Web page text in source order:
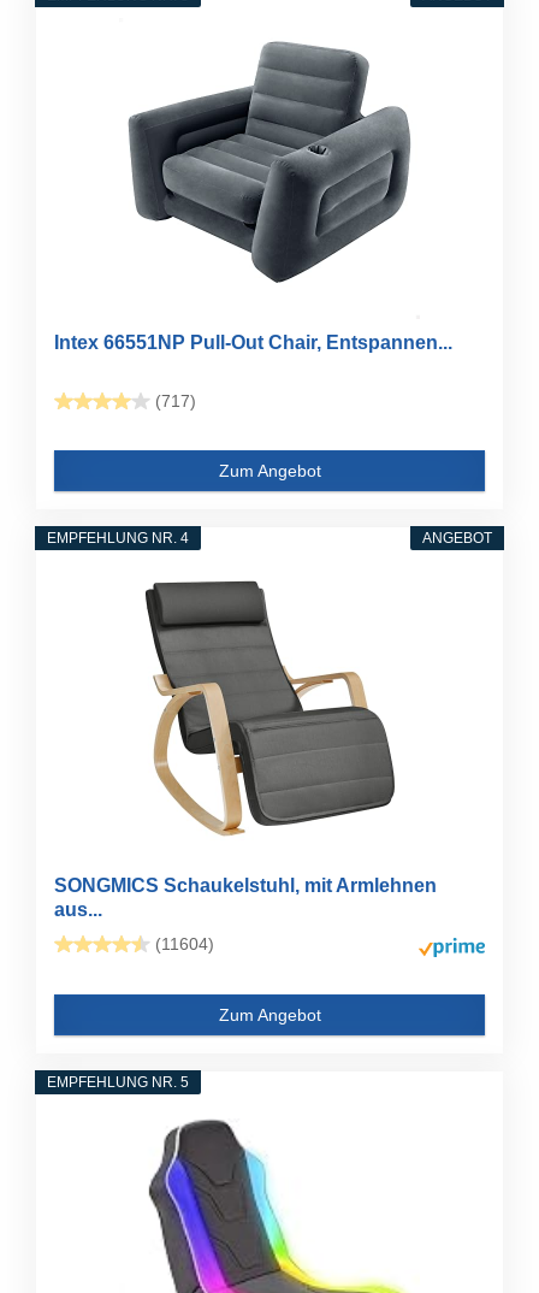
Intex 66551NP Pull-Out Chair, Entspannen...
(717)
Zum Angebot
ANGEBOT
EMPFEHLUNG NR. 4
SONGMICS Schaukelstuhl, mit Armlehnen
aus...
(11604)
Zum Angebot
EMPFEHLUNG NR. 5